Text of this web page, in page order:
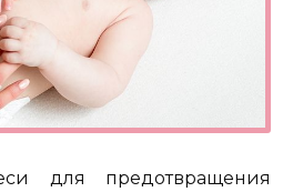
для предотвращения